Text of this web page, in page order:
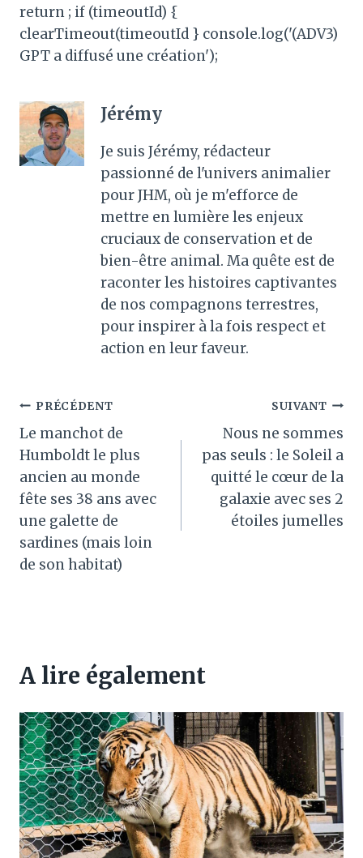
return ; if (timeoutId) {
clearTimeout(timeoutId } console.log('(ADV3)
GPT a diffusé une création');
Jérémy
Je suis Jérémy, rédacteur
passionné de l'univers animalier
pour JHM, où je m'efforce de
mettre en lumière les enjeux
cruciaux de conservation et de
bien-être animal. Ma quête est de
raconter les histoires captivantes
de nos compagnons terrestres,
pour inspirer à la fois respect et
action en leur faveur.
Navigation
de
l’article
PRÉCÉDENT
Le manchot de
Humboldt le plus
ancien au monde
fête ses 38 ans avec
une galette de
sardines (mais loin
de son habitat)
SUIVANT
Nous ne sommes
pas seuls : le Soleil a
quitté le cœur de la
galaxie avec ses 2
étoiles jumelles
A lire également